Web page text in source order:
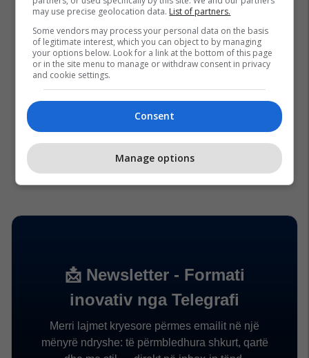
may use precise geolocation data. List of partners.
Some vendors may process your personal data on the basis
of legitimate interest, which you can object to by managing
your options below. Look for a link at the bottom of this page
or in the site menu to manage or withdraw consent in privacy
and cookie settings.
Consent
Manage options